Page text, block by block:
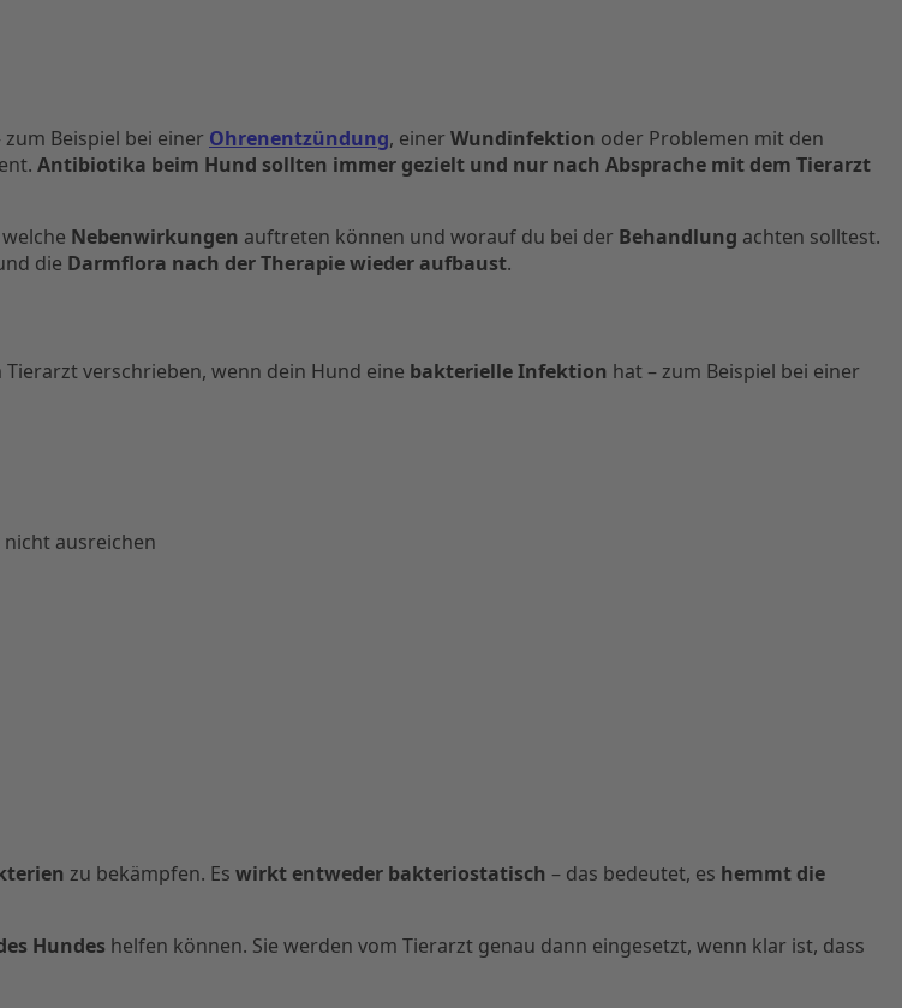
Beispiel bei einer Ohrenentzündung, einer Wundinfektion oder Problemen mit den
Antibiotika beim Hund sollten immer gezielt und nur nach Absprache mit dem Tierarzt
Nebenwirkungen auftreten können und worauf du bei der Behandlung achten solltest.
die Darmflora nach der Therapie wieder aufbaust.
verschrieben, wenn dein Hund eine bakterielle Infektion hat – zum Beispiel bei einer
ausreichen
zu bekämpfen. Es wirkt entweder bakteriostatisch – das bedeutet, es hemmt die
Hundes helfen können. Sie werden vom Tierarzt genau dann eingesetzt, wenn klar ist, dass